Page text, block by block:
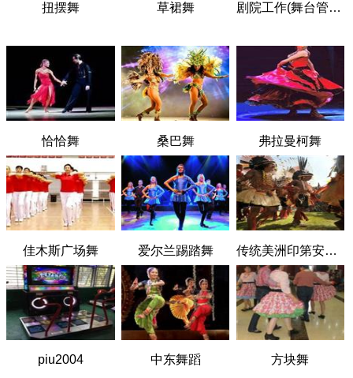
扭摆舞 草裙舞 剧院工作(舞台管理)
恰恰舞 桑巴舞 弗拉曼柯舞
佳木斯广场舞 爱尔兰踢踏舞 传统美洲印第安人舞
piu2004 中东舞蹈 方块舞